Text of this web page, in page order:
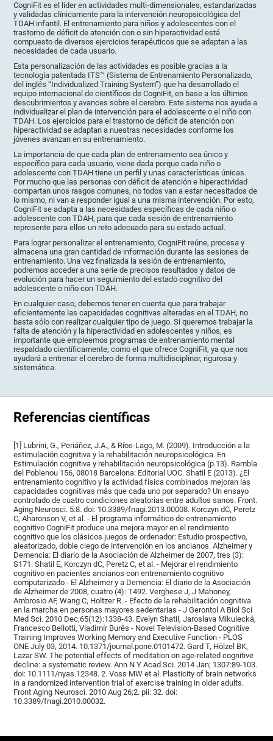
CogniFit es el líder en actividades multi-dimensionales, estandarizadas
y validadas clínicamente para la intervención neuropsicológica del
TDAH infantil. El entrenamiento para niños y adolescentes con el
trastorno de déficit de atención con o sin hiperactividad está
compuesto de diversos ejercicios terapéuticos que se adaptan a las
necesidades de cada usuario.
Esta personalización de las actividades es posible gracias a la
tecnología patentada ITS™ (Sistema de Entrenamiento Personalizado,
del inglés “Individualized Training System”) que ha desarrollado el
equipo internacional de científicos de CogniFit, en base a los últimos
descubrimientos y avances sobre el cerebro. Este sistema nos ayuda a
individualizar el plan de intervención para el adolescente o el niño con
TDAH. Los ejercicios para el trastorno de déficit de atención con
hiperactividad se adaptan a nuestras necesidades conforme los
jóvenes avanzan en su entrenamiento.
La importancia de que cada plan de entrenamiento sea único y
específico para cada usuario, viene dada porque cada niño o
adolescente con TDAH tiene un perfil y unas características únicas.
Por mucho que las personas con déficit de atención e hiperactividad
compartan unos rasgos comunes, no todos van a estar necesitados de
lo mismo, ni van a responder igual a una misma intervención. Por esto,
CogniFit se adapta a las necesidades específicas de cada niño o
adolescente con TDAH, para que cada sesión de entrenamiento
represente para ellos un reto adecuado para su estado actual.
Para lograr personalizar el entrenamiento, CogniFit reúne, procesa y
almacena una gran cantidad de información durante las sesiones de
entrenamiento. Una vez finalizada la sesión de entrenamiento,
podremos acceder a una serie de precisos resultados y datos de
evolución para hacer un seguimiento del estado cognitivo del
adolescente o niño con TDAH.
En cualquier caso, debemos tener en cuenta que para trabajar
eficientemente las capacidades cognitivas alteradas en el TDAH, no
basta sólo con realizar cualquier tipo de juego. Si queremos trabajar la
falta de atención y la hiperactividad en adolescentes y niños, es
importante que empleemos programas de entrenamiento mental
respaldado científicamente, como el que ofrece CogniFit, ya que nos
ayudará a entrenar el cerebro de forma multidisciplinar, rigurosa y
sistemática.
Referencias científicas
[1] Lubrini, G., Periáñez, J.A., & Ríos-Lago, M. (2009). Introducción a la
estimulación cognitiva y la rehabilitación neuropsicológica. En
Estimulación cognitiva y rehabilitación neuropsicológica (p.13). Rambla
del Poblenou 156, 08018 Barcelona: Editorial UOC. Shatil E (2013). ¿El
entrenamiento cognitivo y la actividad física combinados mejoran las
capacidades cognitivas más que cada uno por separado? Un ensayo
controlado de cuatro condiciones aleatorias entre adultos sanos. Front.
Aging Neurosci. 5:8. doi: 10.3389/fnagi.2013.00008. Korczyn dC, Peretz
C, Aharonson V, et al. - El programa informático de entrenamiento
cognitivo CogniFit produce una mejora mayor en el rendimiento
cognitivo que los clásicos juegos de ordenador: Estudio prospectivo,
aleatorizado, doble ciego de intervención en los ancianos. Alzheimer y
Demencia: El diario de la Asociación de Alzheimer de 2007, tres (3):
S171. Shatil E, Korczyn dC, Peretz C, et al. - Mejorar el rendimiento
cognitivo en pacientes ancianos con entrenamiento cognitivo
computarizado - El Alzheimer y a Demencia: El diario de la Asociación
de Alzheimer de 2008, cuatro (4): T492. Verghese J, J Mahoney,
Ambrosio AF, Wang C, Holtzer R. - Efecto de la rehabilitación cognitiva
en la marcha en personas mayores sedentarias - J Gerontol A Biol Sci
Med Sci. 2010 Dec;65(12):1338-43. Evelyn Shatil, Jaroslava Mikulecká,
Francesco Bellotti, Vladimír Burěs - Novel Television-Based Cognitive
Training Improves Working Memory and Executive Function - PLOS
ONE July 03, 2014. 10.1371/journal.pone.0101472. Gard T, Hölzel BK,
Lazar SW. The potential effects of meditation on age-related cognitive
decline: a systematic review. Ann N Y Acad Sci. 2014 Jan; 1307:89-103.
doi: 10.1111/nyas.12348. 2. Voss MW et al. Plasticity of brain networks
in a randomized intervention trial of exercise training in older adults.
Front Aging Neurosci. 2010 Aug 26;2. pii: 32. doi:
10.3389/fnagi.2010.00032.